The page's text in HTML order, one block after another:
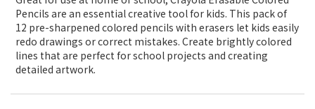
Pencils are an essential creative tool for kids. This pack of
12 pre-sharpened colored pencils with erasers let kids easily
redo drawings or correct mistakes. Create brightly colored
lines that are perfect for school projects and creating
detailed artwork.